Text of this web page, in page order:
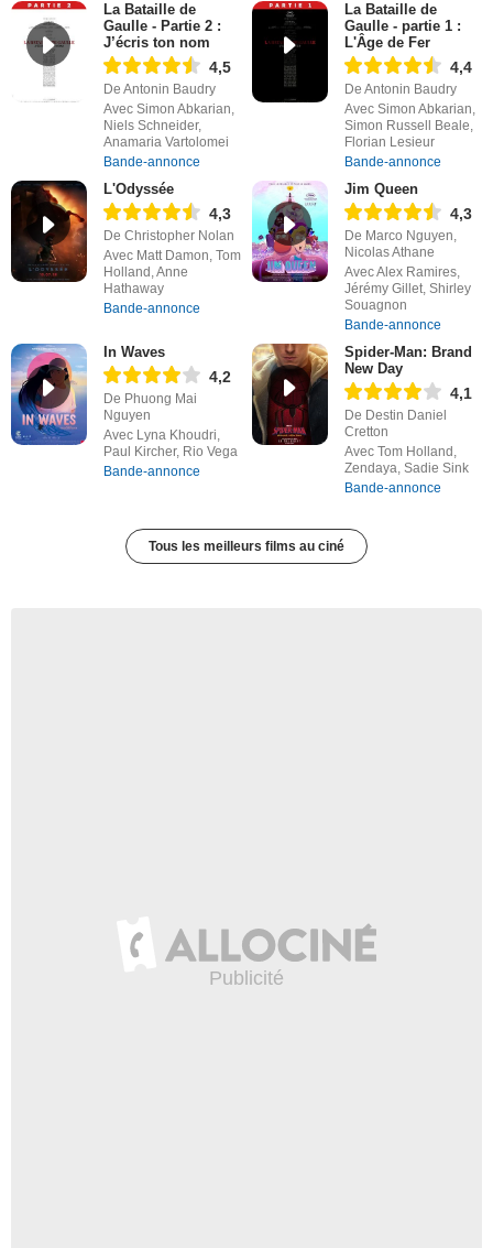
La Bataille de
Gaulle - Partie 2 :
J’écris ton nom
4,5
De Antonin Baudry
Avec Simon Abkarian,
Niels Schneider,
Anamaria Vartolomei
Bande-annonce
La Bataille de
Gaulle - partie 1 :
L'Âge de Fer
4,4
De Antonin Baudry
Avec Simon Abkarian,
Simon Russell Beale,
Florian Lesieur
Bande-annonce
L'Odyssée
4,3
De Christopher Nolan
Avec Matt Damon, Tom
Holland, Anne
Hathaway
Bande-annonce
Jim Queen
4,3
De Marco Nguyen,
Nicolas Athane
Avec Alex Ramires,
Jérémy Gillet, Shirley
Souagnon
Bande-annonce
In Waves
4,2
De Phuong Mai
Nguyen
Avec Lyna Khoudri,
Paul Kircher, Rio Vega
Bande-annonce
Spider-Man: Brand
New Day
4,1
De Destin Daniel
Cretton
Avec Tom Holland,
Zendaya, Sadie Sink
Bande-annonce
Tous les meilleurs films au ciné